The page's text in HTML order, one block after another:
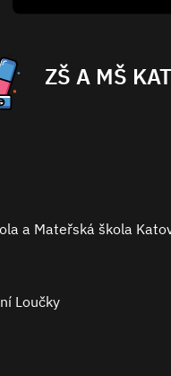
ZŠ A MŠ
a Mateřská škola
Loučky